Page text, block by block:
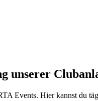
unserer
Events. Hier kannst du